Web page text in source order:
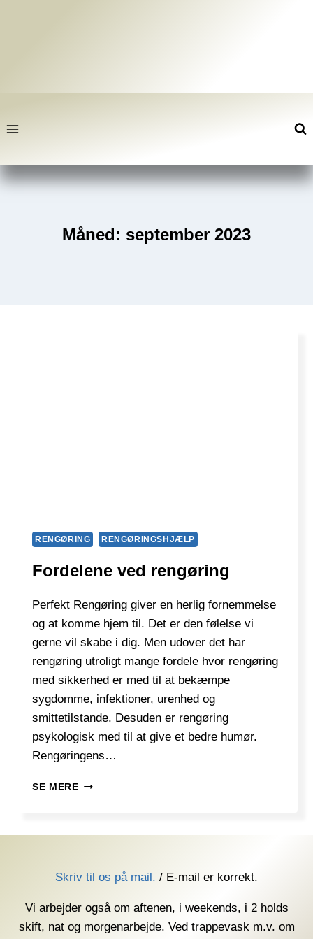
Måned: september 2023
RENGØRING RENGØRINGSHJÆLP
Fordelene ved rengøring
Perfekt Rengøring giver en herlig fornemmelse
og at komme hjem til. Det er den følelse vi
gerne vil skabe i dig. Men udover det har
rengøring utroligt mange fordele hvor rengøring
med sikkerhed er med til at bekæmpe
sygdomme, infektioner, urenhed og
smittetilstande. Desuden er rengøring
psykologisk med til at give et bedre humør.
Rengøringens…
SE MEREFORDELENE
Skriv til os på mail. / E-mail er korrekt.
Vi arbejder også om aftenen, i weekends, i 2 holds
skift, nat og morgenarbejde. Ved trappevask m.v. om